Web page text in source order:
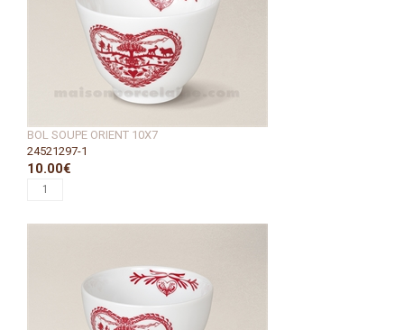
BOL SOUPE ORIENT 10X7
24521297-1
10.00€